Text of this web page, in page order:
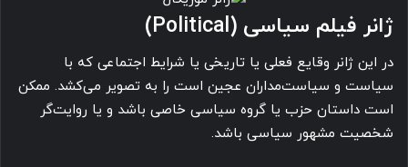
ژانر فیلم سیاسی (Political)
در این ژانر وقایع فعلی یا تاریخی یا شرایط اجتماعی که با
سیاست و سیاست‌مداران عجین است را به تصویر می‌کشد. ممکن
است داستان حزب یا گروه سیاسی خاصی باشد و یا روایت‌گر
شخصیت مشهور سیاسی باشد.